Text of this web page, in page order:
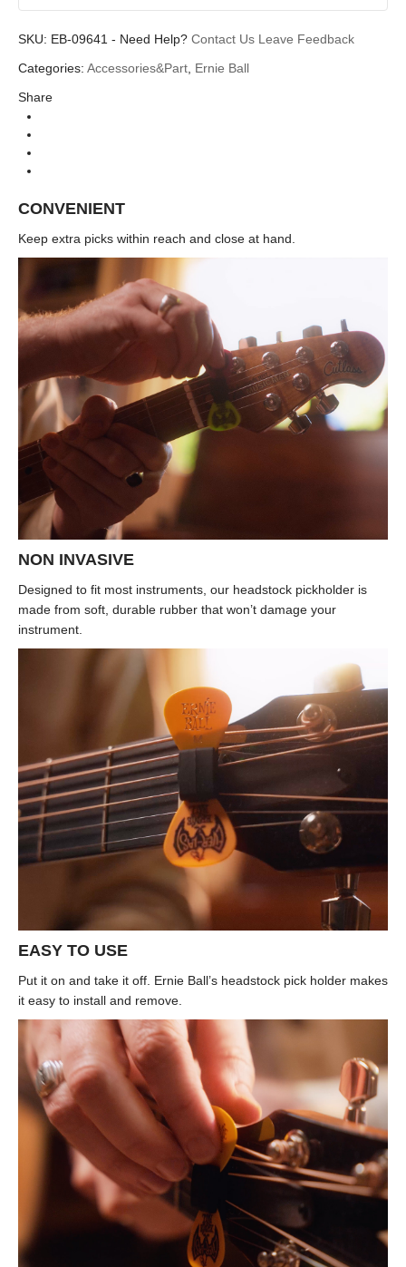
Additional information
Brands Ernie Ball
SKU: EB-09641 - Need Help? Contact Us Leave Feedback
Categories: Accessories&Part Ernie Ball
Share
CONVENIENT
Keep extra picks within reach and close at hand.
NON INVASIVE
Designed to fit most instruments, our headstock pickholder is
made from soft, durable rubber that won’t damage your
instrument.
EASY TO USE
Put it on and take it off. Ernie Ball’s headstock pick holder makes
it easy to install and remove.